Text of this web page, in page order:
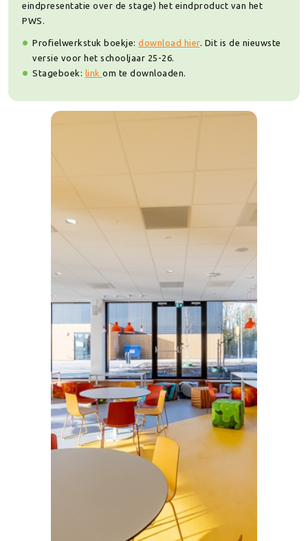
eindpresentatie over de stage) het eindproduct van het
PWS.
Profielwerkstuk boekje: download hier. Dit is de nieuwste
versie voor het schooljaar 25-26.
Stageboek: link om te downloaden.